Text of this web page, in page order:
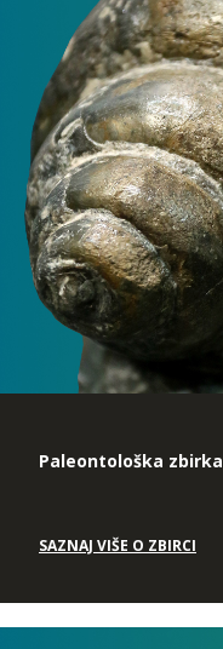
Paleontološka zbirka
SAZNAJ VIŠE O ZBIRCI